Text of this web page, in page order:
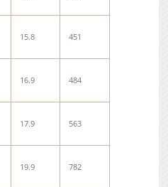
15.8 451
16.9 484
17.9 563
19.9 782